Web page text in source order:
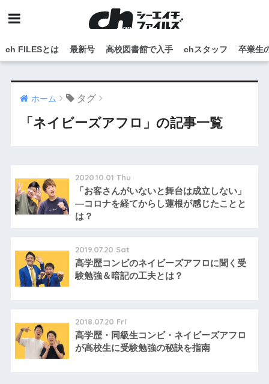
ch FILESとは 最新号 高校図書館で入手 chスタッフ 卒業生
ホーム タグ
「ネイビーズアフロ」の記事一覧
2020.10.01 Thu
「お客さんがいないと舞台は成立しない」
―コロナを経てからし蓮根が感じたことと
は？
2019.07.20 Sat
高学歴コンビのネイビーズアフロに聞く受
験勉強＆暗記の工夫とは？
2018.07.20 Fri
高学歴・同級生コンビ・ネイビーズアフロ
が高校生に受験勉強の秘訣を指南